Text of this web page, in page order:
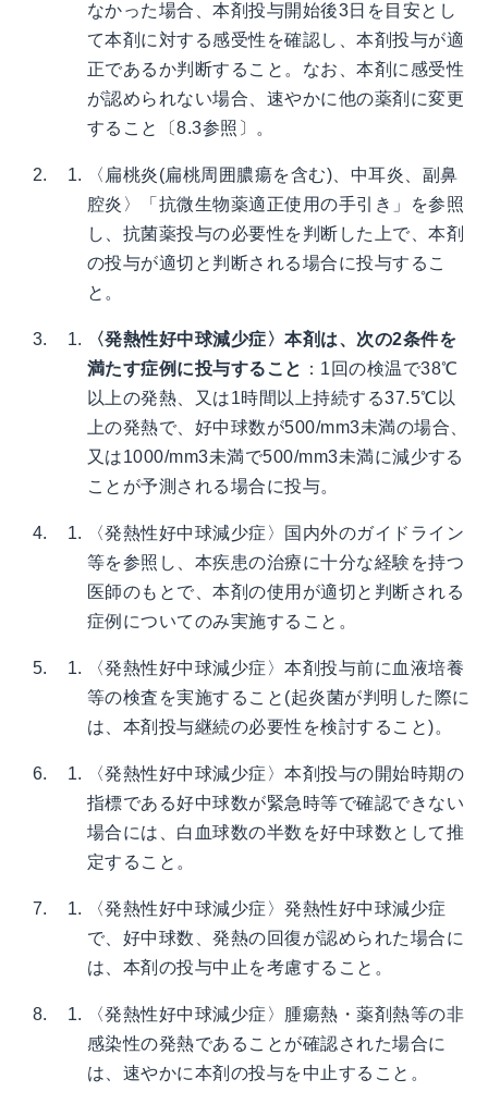
なかった場合、本剤投与開始後3日を目安とし
て本剤に対する感受性を確認し、本剤投与が適
正であるか判断すること。なお、本剤に感受性
が認められない場合、速やかに他の薬剤に変更
すること〔8.3参照〕。
〈扁桃炎(扁桃周囲膿瘍を含む)、中耳炎、副鼻
腔炎〉「抗微生物薬適正使用の手引き」を参照
し、抗菌薬投与の必要性を判断した上で、本剤
の投与が適切と判断される場合に投与するこ
と。
〈発熱性好中球減少症〉本剤は、次の2条件を
満たす症例に投与すること ：1回の検温で38℃
以上の発熱、又は1時間以上持続する37.5℃以
上の発熱で、好中球数が500/mm3未満の場合、
又は1000/mm3未満で500/mm3未満に減少する
ことが予測される場合に投与。
〈発熱性好中球減少症〉国内外のガイドライン
等を参照し、本疾患の治療に十分な経験を持つ
医師のもとで、本剤の使用が適切と判断される
症例についてのみ実施すること。
〈発熱性好中球減少症〉本剤投与前に血液培養
等の検査を実施すること(起炎菌が判明した際に
は、本剤投与継続の必要性を検討すること)。
〈発熱性好中球減少症〉本剤投与の開始時期の
指標である好中球数が緊急時等で確認できない
場合には、白血球数の半数を好中球数として推
定すること。
〈発熱性好中球減少症〉発熱性好中球減少症
で、好中球数、発熱の回復が認められた場合に
は、本剤の投与中止を考慮すること。
〈発熱性好中球減少症〉腫瘍熱・薬剤熱等の非
感染性の発熱であることが確認された場合に
は、速やかに本剤の投与を中止すること。